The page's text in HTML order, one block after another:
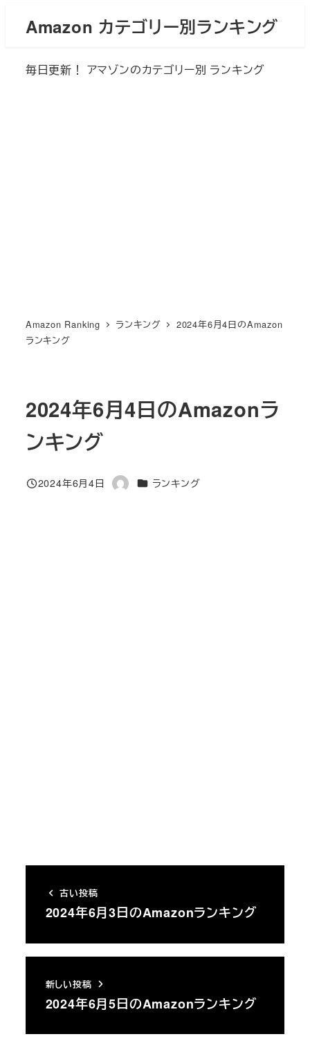
Amazon カテゴリー別ランキング
毎日更新！ アマゾンのカテゴリー別 ランキング
Amazon Ranking ランキング
2024年6月4日のAmazon
ランキング
2024年6月4日のAmazonラ
ンキング
投稿日
2024年6月4日
著
カテゴリー
ランキング
古い投稿
2024年6月3日のAmazonランキング
新しい投稿
2024年6月5日のAmazonランキング